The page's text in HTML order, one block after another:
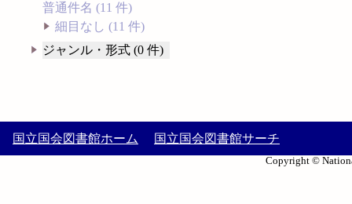
普通件名 (11 件)
細目なし (11 件)
ジャンル・形式 (0 件)
国立国会図書館ホーム 国立国会図書館サーチ
Copyright ©